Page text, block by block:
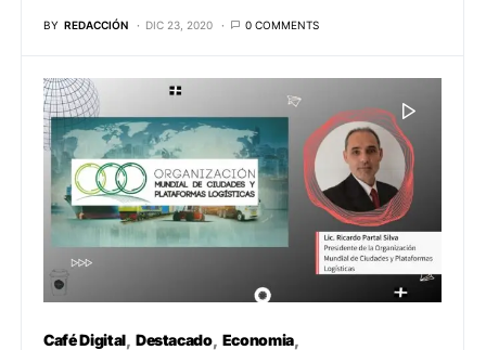
BY REDACCIÓN DIC 23, 2020 0 COMMENTS
Café Digital Destacado Economia